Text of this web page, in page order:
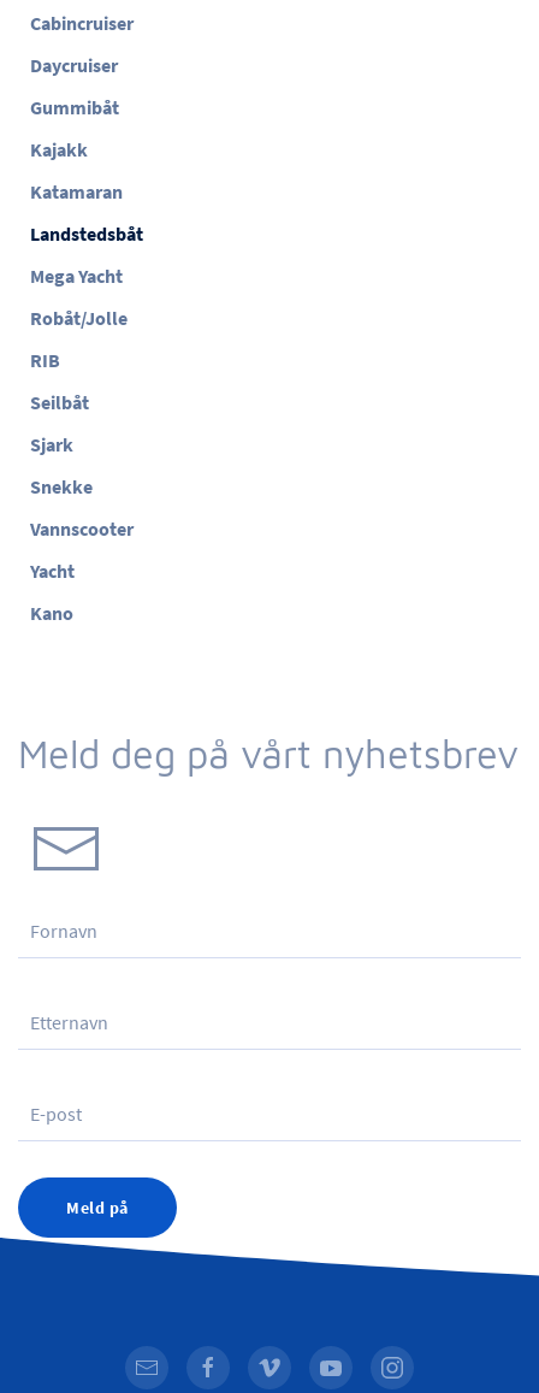
Cabincruiser
Daycruiser
Gummibåt
Kajakk
Katamaran
Landstedsbåt
Mega Yacht
Robåt/Jolle
RIB
Seilbåt
Sjark
Snekke
Vannscooter
Yacht
Kano
Meld deg på vårt nyhetsbrev
Meld på